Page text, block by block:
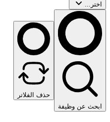
اختر...
ابحث عن وظيفة
حذف الفلاتر